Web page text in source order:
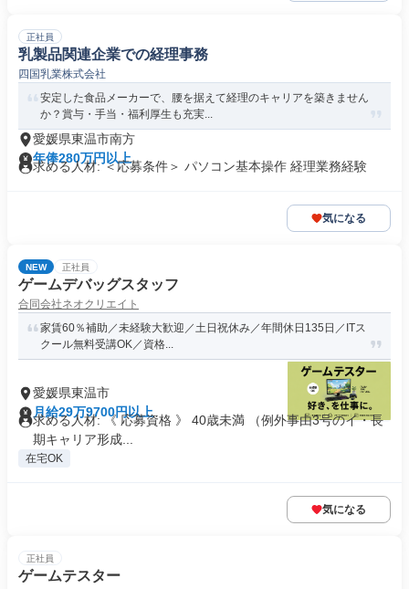
正社員
乳製品関連企業での経理事務
四国乳業株式会社
安定した食品メーカーで、腰を据えて経理のキャリアを築きません
か？賞与・手当・福利厚生も充実...
愛媛県東温市南方
年俸280万円以上
求める人材: ＜応募条件＞ パソコン基本操作 経理業務経験
気になる
NEW 正社員
ゲームデバッグスタッフ
合同会社ネオクリエイト
家賃60％補助／未経験大歓迎／土日祝休み／年間休日135日／ITス
クール無料受講OK／資格...
愛媛県東温市
月給29万9700円以上
求める人材: 《 応募資格 》 40歳未満 （例外事由3号のイ・長
期キャリア形成...
在宅OK
気になる
正社員
ゲームテスター